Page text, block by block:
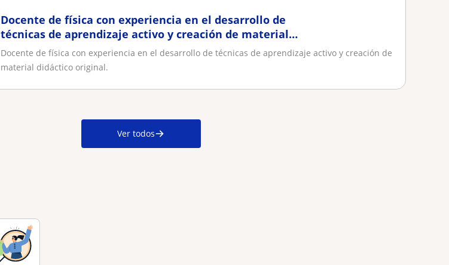
Docente de física con experiencia en el desarrollo de
técnicas de aprendizaje activo y creación de material
didáctico original
Docente de física con experiencia en el desarrollo de técnicas de aprendizaje activo y creación de
material didáctico original.
Ver todos